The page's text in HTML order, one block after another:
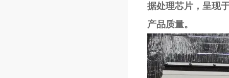
据处理芯片，呈现
产品质量。